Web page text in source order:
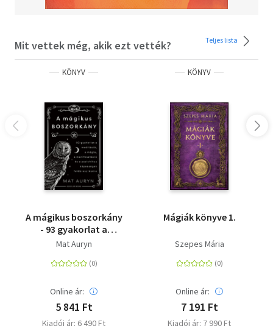
Mit vettek még, akik ezt vették? Teljes lista
KÖNYV
A mágikus boszorkány
- 93 gyakorlat a
meditáció, mágia,
pszichikus képességek
Mat Auryn
Online ár:
5 841 Ft
Kiadói ár: 6 490 Ft
KÖNYV
Mágiák könyve 1.
Szepes Mária
Online ár:
7 191 Ft
Kiadói ár: 7 990 Ft